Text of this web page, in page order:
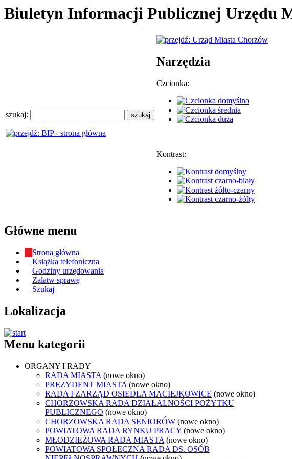
Biuletyn Informacji Publicznej Urzędu
szukaj:
Narzędzia
Czcionka:
Kontrast:
Główne menu
Strona główna
Książka telefoniczna
Godziny urzędowania
Załatw sprawę
Szukaj
Lokalizacja
Menu kategorii
ORGANY I RADY
RADA MIASTA (nowe okno)
PREZYDENT MIASTA (nowe okno)
RADA I ZARZĄD OSIEDLA MACIEJKOWICE (nowe okno)
CHORZOWSKA RADA DZIAŁALNOŚCI POŻYTKU
PUBLICZNEGO (nowe okno)
CHORZOWSKA RADA SENIORÓW (nowe okno)
POWIATOWA RADA RYNKU PRACY (nowe okno)
MŁODZIEŻOWA RADA MIASTA (nowe okno)
POWIATOWA SPOŁECZNA RADA DS. OSÓB